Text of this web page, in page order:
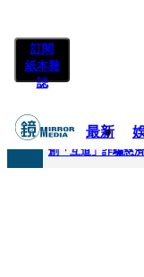
訂閱
紙本雜
誌
最新
快訊
創「互道」詐騙慈